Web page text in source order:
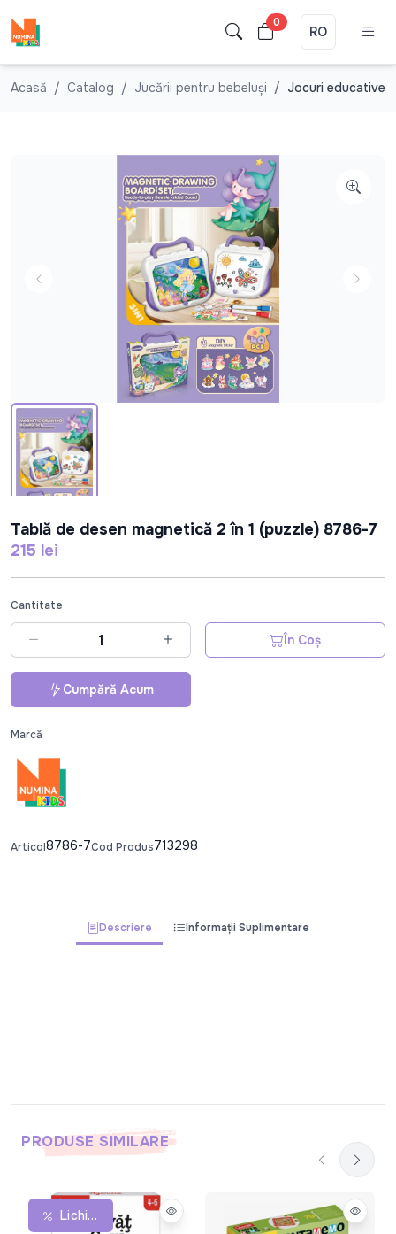
0
RO
Acasă Catalog Jucării pentru bebeluşi Jocuri educative
Tablă de desen magnetică 2 în 1 (puzzle) 8786-7
215 lei
Cantitate
În Coș
Cumpără Acum
Marcă
Articol8786-7Cod Produs713298
Descriere Informații Suplimentare
PRODUSE SIMILARE
Lichidare De Stoc